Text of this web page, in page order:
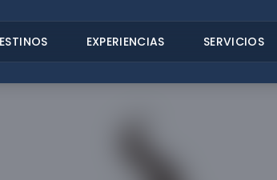
EXPERIENCIAS SERVICIOS